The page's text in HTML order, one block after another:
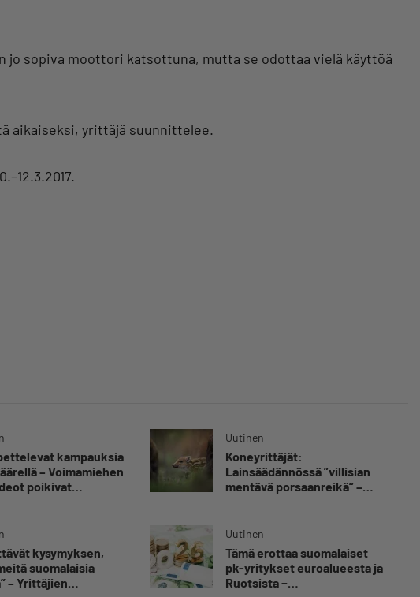
jo sopiva moottori katsottuna, mutta se odottaa vielä käyttöä
aikaiseksi, yrittäjä suunnittelee.
kampauksia
– Voimamiehen
poikivat
Uutinen
Koneyrittäjät:
Lainsäädännössä ”villisian
mentävä porsaanreikä” –
yrittäjän harteille”
kysymyksen,
suomalaisia
– Yrittäjien
Uutinen
Tämä erottaa suomalaiset
pk-yritykset euroalueesta ja
Ruotsista −